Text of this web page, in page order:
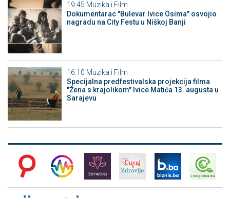
19:45 Muzika i Film
Dokumentarac "Bulevar Ivice Osima" osvojio
nagradu na City Festu u Niškoj Banji
16:10 Muzika i Film
Specijalna predfestivalska projekcija filma
"Žena s krajolikom" Ivice Matića 13. augusta u
Sarajevu